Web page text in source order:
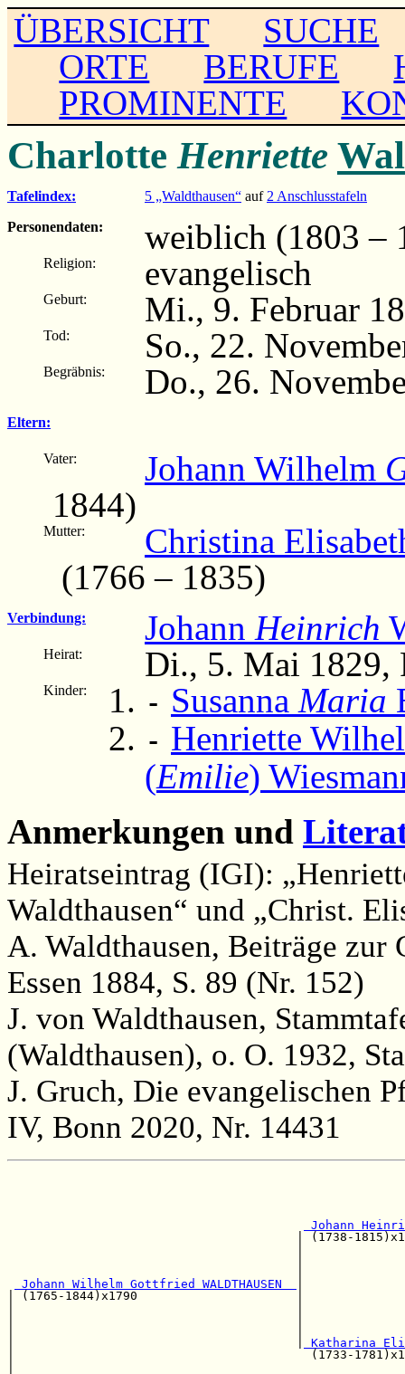
ÜBERSICHT
SUCHE
ORTE
BERUFE
PROMINENTE
Charlotte Henriette
Tafelindex: 5 „Waldthausen“ auf 2 Anschlusstafeln
Personendaten:
weiblich (1803 –
Religion: evangelisch
Geburt: Mi., 9. Februar
Tod: So., 22.
Begräbnis: Do., 26.
Eltern:
Vater: Johann Wilhelm
1844)
Mutter:
Christina
(1766 – 1835)
Verbindung: Johann Heinrich
Heirat: Di., 5. Mai 1829,
Kinder: - Susanna Maria
- Henriette
(Emilie)
Anmerkungen und
Heiratseintrag (IGI):
Waldthausen“ und „Christ.
A. Waldthausen, Beiträge zur
Essen 1884, S. 89 (Nr. 152)
J. von Waldthausen,
(Waldthausen), o. O. 1932,
J. Gruch, Die evangelischen
IV, Bonn 2020, Nr. 14431
Johann
Johann Wilhelm Gottfried WALDTHAUSEN
| (1765-
Katharina
|